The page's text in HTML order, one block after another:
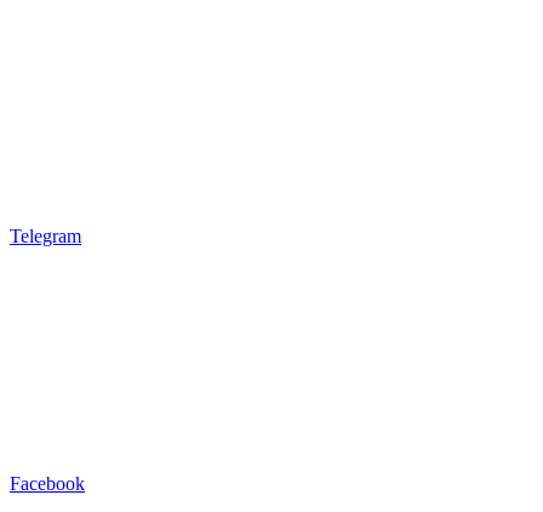
Telegram
Facebook